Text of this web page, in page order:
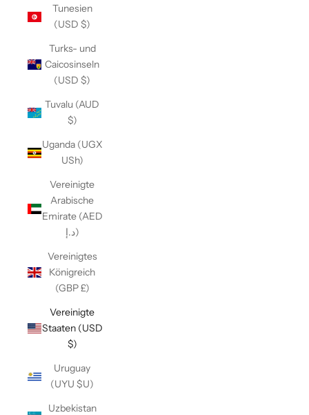
Tunesien
(USD $)
Turks- und
Caicosinseln
(USD $)
Tuvalu (AUD
$)
Uganda (UGX
USh)
Vereinigte
Arabische
Emirate (AED
د.إ)
Vereinigtes
Königreich
(GBP £)
Vereinigte
Staaten (USD
$)
Uruguay
(UYU $U)
Uzbekistan